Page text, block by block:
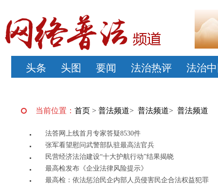
头条 头图 要闻 法治热评 法治
当前位置： 首页> 普法频道> 普法频道> 普法频道
法答网上线首月专家答疑8530件
张军看望慰问武警部队驻最高法官兵
民营经济法治建设“十大护航行动”结果揭晓
最高检发布《企业法律风险提示》
最高检：依法惩治民企内部人员侵害民企合法权益犯罪